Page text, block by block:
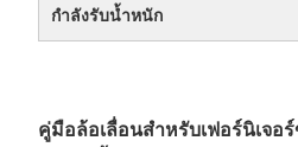
กำลังรับน้ำหนัก
คู่มือล้อเลื่อนสำหรับเฟอร์นิเจอ